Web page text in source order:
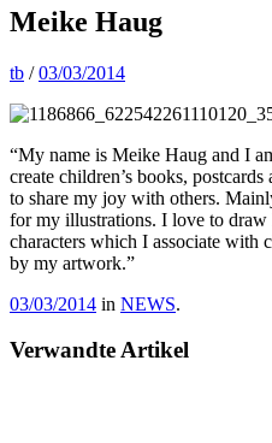
Meike Haug
tb /03/03/2014
“My name is Meike Haug and I
create children’s books,
to share my joy with others.
for my illustrations. I love to draw
characters which I associate with
by my artwork.”
03/03/2014 in NEWS.
Verwandte Artikel